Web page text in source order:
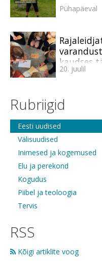
Pühapäeval
kaudses
20. juulil
Rubriigid
Eesti uudised
Välisuudised
Inimesed ja kogemused
Elu ja perekond
Kogudus
Piibel ja teoloogia
Tervis
RSS
Kõigi artiklite voog